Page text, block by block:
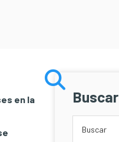
en la
Buscar